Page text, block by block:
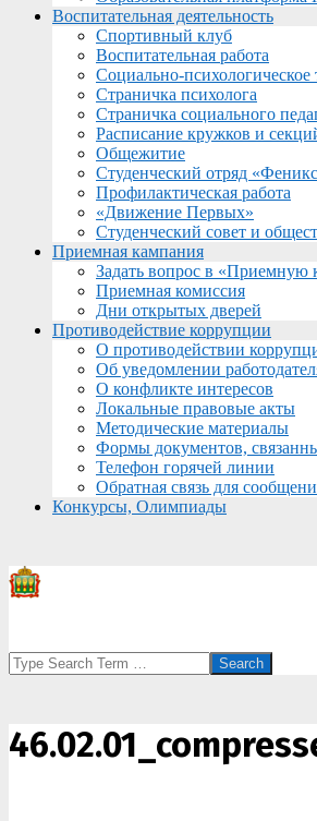
Воспитательная деятельность
Спортивный клуб
Воспитательная работа
Социально-психологическое
Страничка психолога
Страничка социального
Расписание кружков и
Общежитие
Студенческий отряд
Профилактическая работа
«Движение Первых»
Студенческий совет и
Приемная кампания
Задать вопрос в «Приемную
Приемная комиссия
Дни открытых дверей
Противодействие коррупции
О противодействии
Об уведомлении
О конфликте интересов
Локальные правовые акты
Методические материалы
Формы документов,
Телефон горячей линии
Обратная связь для
Конкурсы, Олимпиады
Search